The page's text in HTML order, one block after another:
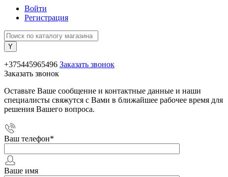
Войти
Регистрация
+375445965496 Заказать звонок
Заказать звонок
Оставьте Ваше сообщение и контактные данные и наши
специалисты свяжутся с Вами в ближайшее рабочее время для
решения Вашего вопроса.
Ваш телефон*
Ваше имя